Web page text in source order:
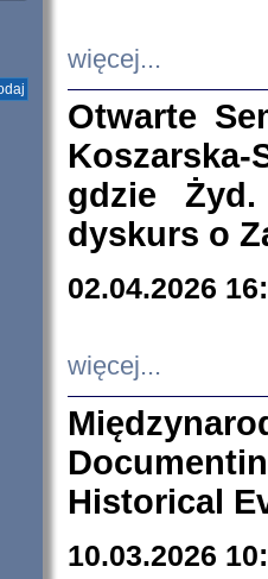
więcej...
Otwarte
Koszarska-
gdzie
dyskurs o
02.04.2026
więcej...
Historical
10.03.2026